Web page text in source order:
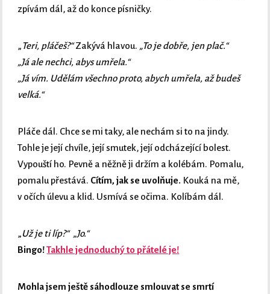
zpívám dál, až do konce písničky.
„Teri, pláčeš?“Zakývá hlavou. „To je dobře, jen plač.“
„Já ale nechci, abys umřela.“
„Já vím. Udělám všechno proto, abych umřela, až budeš
velká.“
Pláče dál. Chce se mi taky, ale nechám si to na jindy.
Tohle je její chvíle, její smutek, její odcházející bolest.
Vypouští ho. Pevně a něžně ji držím a kolébám. Pomalu,
pomalu přestává. Cítím, jak se uvolňuje. Kouká na mě,
v očích úlevu a klid. Usmívá se očima. Kolíbám dál.
„Už je ti líp?“ „Jo.“
Bingo!Takhle jednoduchý to přátelé je!
Mohla jsem ještě sáhodlouze smlouvat se smrtí